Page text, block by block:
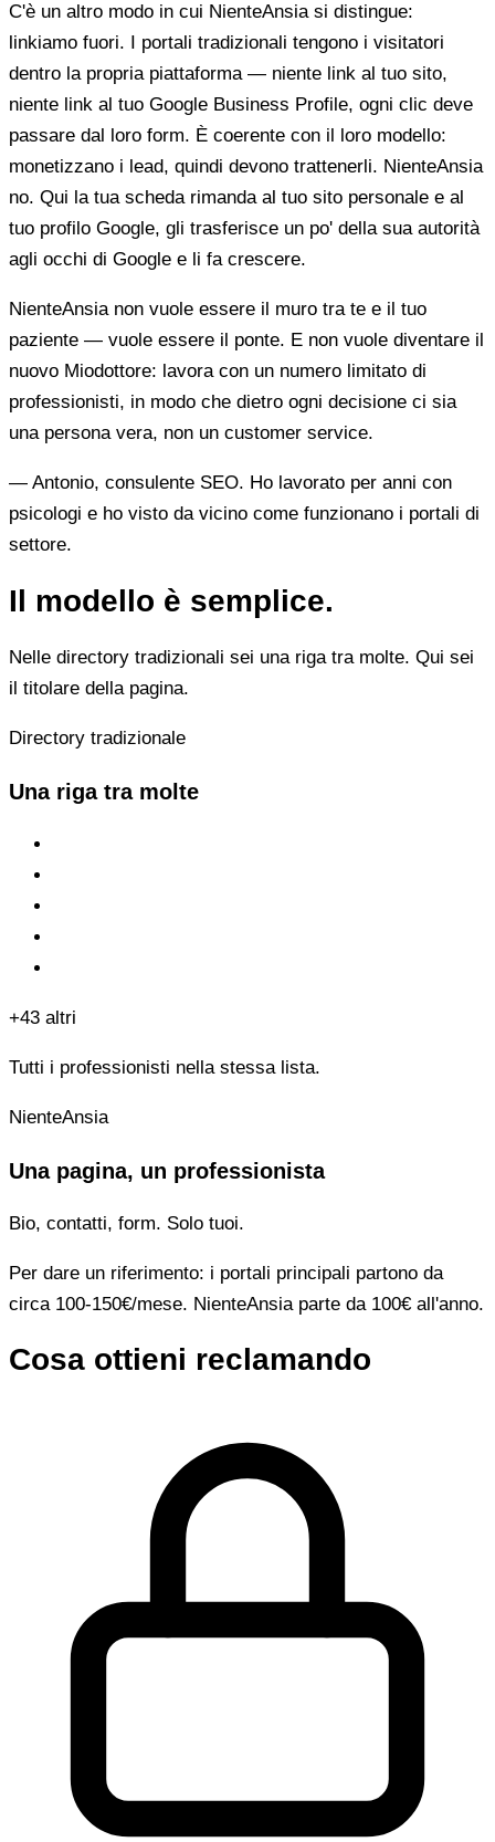
C'è un altro modo in cui NienteAnsia si distingue:
linkiamo fuori. I portali tradizionali tengono i visitatori
dentro la propria piattaforma — niente link al tuo sito,
niente link al tuo Google Business Profile, ogni clic deve
passare dal loro form. È coerente con il loro modello:
monetizzano i lead, quindi devono trattenerli. NienteAnsia
no. Qui la tua scheda rimanda al tuo sito personale e al
tuo profilo Google, gli trasferisce un po' della sua autorità
agli occhi di Google e li fa crescere.
NienteAnsia non vuole essere il muro tra te e il tuo
paziente — vuole essere il ponte. E non vuole diventare il
nuovo Miodottore: lavora con un numero limitato di
professionisti, in modo che dietro ogni decisione ci sia
una persona vera, non un customer service.
— Antonio, consulente SEO. Ho lavorato per anni con
psicologi e ho visto da vicino come funzionano i portali di
settore.
Il modello è semplice.
Nelle directory tradizionali sei una riga tra molte. Qui sei
il titolare della pagina.
Directory tradizionale
Una riga tra molte
+43 altri
Tutti i professionisti nella stessa lista.
NienteAnsia
Una pagina, un professionista
Bio, contatti, form. Solo tuoi.
Per dare un riferimento: i portali principali partono da
circa 100-150€/mese. NienteAnsia parte da 100€ all'anno.
Cosa ottieni reclamando